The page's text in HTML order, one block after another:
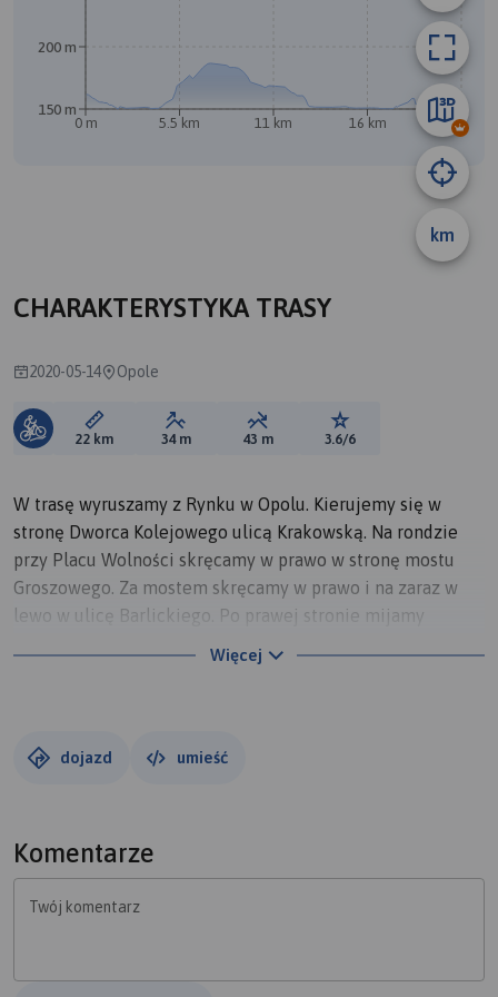
km
0 m 5.5 km 11 km 16 km 22 km
150 m
200 m
CHARAKTERYSTYKA TRASY
2020-05-14 Opole
Długość trasy:
22 km Suma przewyższeń:
34 m Suma spadków:
43 m Ocena trasy:
3.6/6
W trasę wyruszamy z Rynku w Opolu. Kierujemy się w
stronę Dworca Kolejowego ulicą Krakowską. Na rondzie
przy Placu Wolności skręcamy w prawo w stronę mostu
Groszowego. Za mostem skręcamy w prawo i na zaraz w
lewo w ulicę Barlickiego. Po prawej stronie mijamy
ścieżkę prowadzącą po wale. Zjeżdżamy pod most
następnie na wysokości wału zjeżdżamy w lewo. Po prawej
do Raciborza. Przecinamy tą drogę prosto. Na pierwszym
numer 414. Mijamy Winów, Górki i wjeżdżamy do
drogę Polną.
Więcej
dojazd umieść
Komentarze
Twój komentarz